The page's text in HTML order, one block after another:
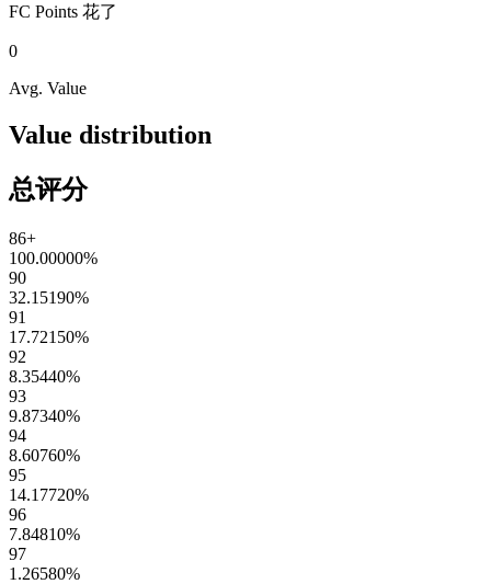
FC Points 花了
0
Avg. Value
Value distribution
总评分
86+
100.00000%
90
32.15190%
91
17.72150%
92
8.35440%
93
9.87340%
94
8.60760%
95
14.17720%
96
7.84810%
97
1.26580%